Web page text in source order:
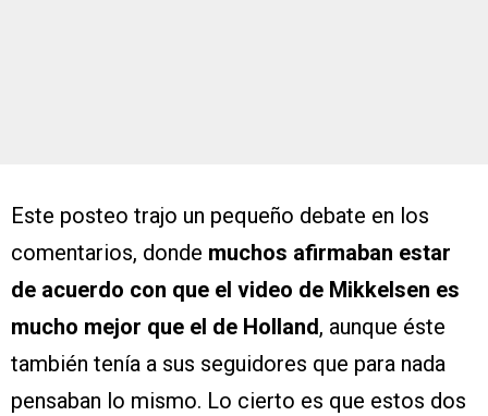
Este posteo trajo un pequeño debate en los
comentarios, donde muchos afirmaban estar
de acuerdo con que el video de Mikkelsen es
mucho mejor que el de Holland, aunque éste
también tenía a sus seguidores que para nada
pensaban lo mismo. Lo cierto es que estos dos